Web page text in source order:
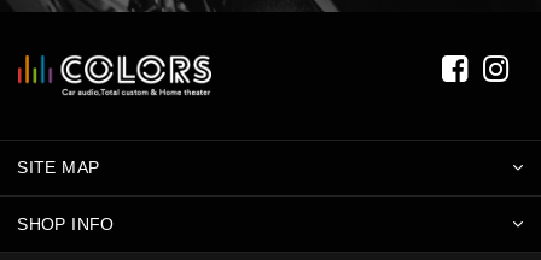
SITE MAP
SHOP INFO